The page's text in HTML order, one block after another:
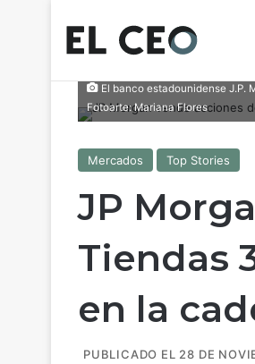
El banco estadounidense J.P.
Fotoarte: Mariana Flores
Mercados Top Stories
JP
Tiendas
en la
PUBLICADO EL 28 DE